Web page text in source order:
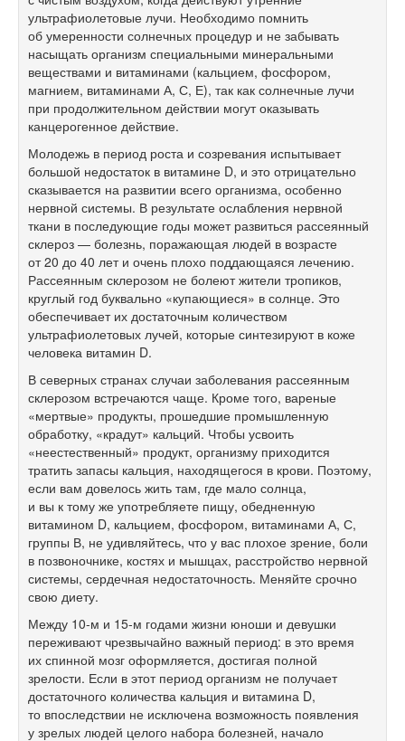
ультрафиолетовые лучи. Необходимо помнить
об умеренности солнечных процедур и не забывать
насыщать организм специальными минеральными
веществами и витаминами (кальцием, фосфором,
магнием, витаминами А, С, Е), так как солнечные лучи
при продолжительном действии могут оказывать
канцерогенное действие.
Молодежь в период роста и созревания испытывает
большой недостаток в витамине D, и это отрицательно
сказывается на развитии всего организма, особенно
нервной системы. В результате ослабления нервной
ткани в последующие годы может развиться рассеянный
склероз — болезнь, поражающая людей в возрасте
от 20 до 40 лет и очень плохо поддающаяся лечению.
Рассеянным склерозом не болеют жители тропиков,
круглый год буквально «купающиеся» в солнце. Это
обеспечивает их достаточным количеством
ультрафиолетовых лучей, которые синтезируют в коже
человека витамин D.
В северных странах случаи заболевания рассеянным
склерозом встречаются чаще. Кроме того, вареные
«мертвые» продукты, прошедшие промышленную
обработку, «крадут» кальций. Чтобы усвоить
«неестественный» продукт, организму приходится
тратить запасы кальция, находящегося в крови. Поэтому,
если вам довелось жить там, где мало солнца,
и вы к тому же употребляете пищу, обедненную
витамином D, кальцием, фосфором, витаминами А, С,
группы В, не удивляйтесь, что у вас плохое зрение, боли
в позвоночнике, костях и мышцах, расстройство нервной
системы, сердечная недостаточность. Меняйте срочно
свою диету.
Между 10-м и 15-м годами жизни юноши и девушки
переживают чрезвычайно важный период: в это время
их спинной мозг оформляется, достигая полной
зрелости. Если в этот период организм не получает
достаточного количества кальция и витамина D,
то впоследствии не исключена возможность появления
у зрелых людей целого набора болезней, начало